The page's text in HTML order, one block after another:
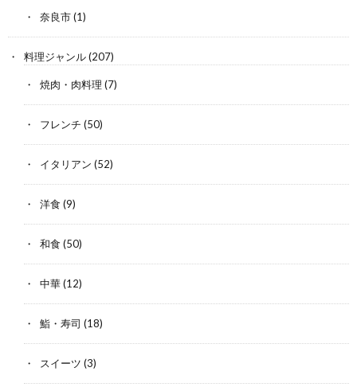
奈良市(1)
料理ジャンル(207)
焼肉・肉料理 (7)
フレンチ (50)
イタリアン (52)
洋食 (9)
和食 (50)
中華(12)
鮨・寿司 (18)
スイーツ (3)